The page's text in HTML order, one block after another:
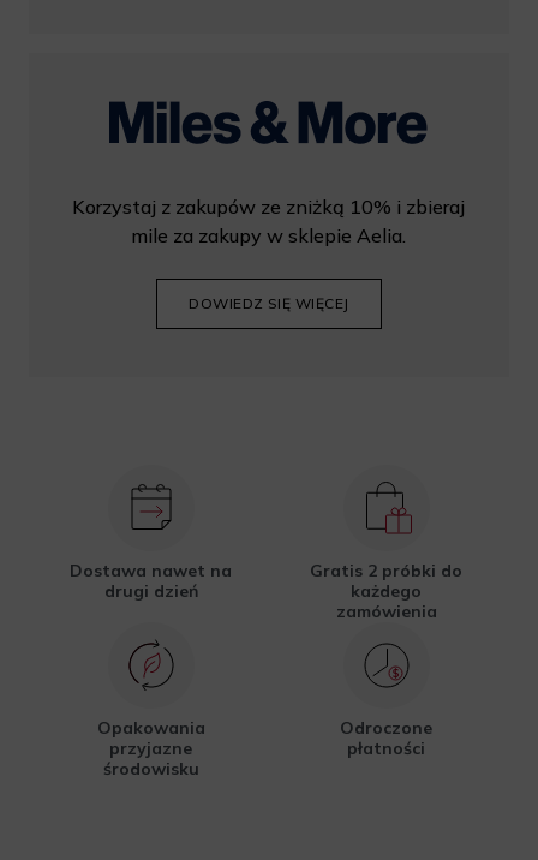
Korzystaj z zakupów ze zniżką 10% i zbieraj
mile za zakupy w sklepie Aelia.
DOWIEDZ SIĘ WIĘCEJ
Dostawa nawet na
drugi dzień
Gratis 2 próbki do
każdego
zamówienia
Opakowania
przyjazne
środowisku
Odroczone
płatności